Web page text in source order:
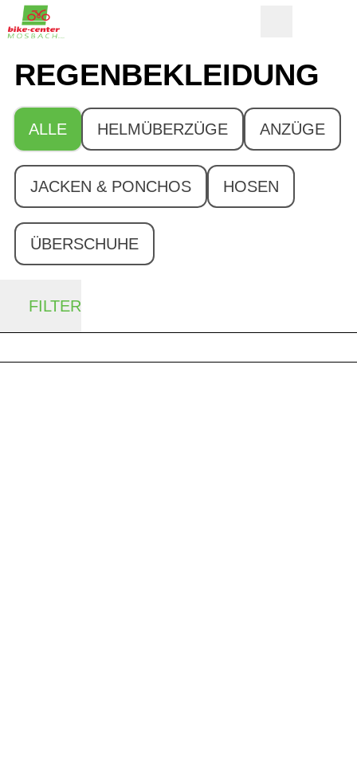
REGEN­BEKLEIDUNG
ALLE HELMÜBERZÜGE ANZÜGE
JACKEN & PONCHOS HOSEN
ÜBERSCHUHE
FILTER